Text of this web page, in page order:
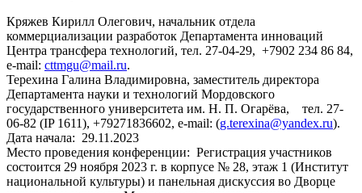
Кряжев Кирилл Олегович, начальник отдела
коммерциализации разработок Департамента инноваций
Центра трансфера технологий, тел. 27-04-29, +7902 234 86 84,
e-mail: cttmgu@mail.ru.
Терехина Галина Владимировна, заместитель директора
Департамента науки и технологий Мордовского
государственного университета им. Н. П. Огарёва, тел. 27-
06-82 (IP 1611), +79271836602, e-mail: (g.terexina@yandex.ru).
Дата начала: 29.11.2023
Место проведения конференции: Регистрация участников
состоится 29 ноября 2023 г. в корпусе № 28, этаж 1 (Институт
национальной культуры) и панельная дискуссия во Дворце